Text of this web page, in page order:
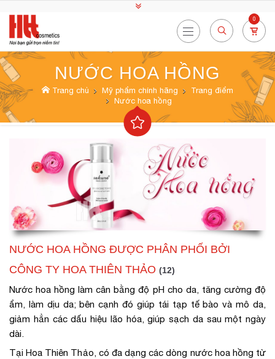
0
NƯỚC HOA HỒNG
Trang chủ Mỹ phẩm chính hãng
Trang điểm
Nước hoa hồng
NƯỚC HOA HỒNG ĐƯỢC PHÂN PHỐI BỞI
CÔNG TY HOA THIÊN THẢO (12)
Nước hoa hồng làm cân bằng độ pH cho da, tăng cường độ
ẩm, làm dịu da; bên cạnh đó giúp tái tạp tế bào và mô da,
giảm hẳn các dấu hiệu lão hóa, giúp sạch da sau một ngày
dài.
Tại Hoa Thiên Thảo, có đa dạng các dòng nước hoa hồng từ